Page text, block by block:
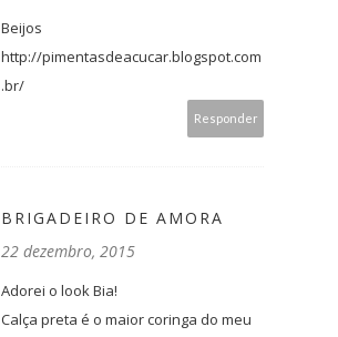
Beijos
http://pimentasdeacucar.blogspot.com
.br/
Responder
BRIGADEIRO DE AMORA
22 dezembro, 2015
Adorei o look Bia!
Calça preta é o maior coringa do meu